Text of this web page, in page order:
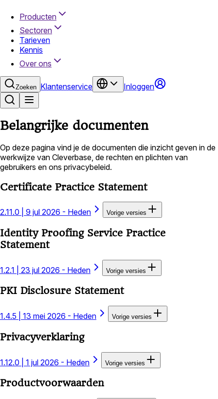
Producten
Sectoren
Tarieven
Kennis
Over ons
Zoeken Klantenservice Inloggen
Belangrijke documenten
Op deze pagina vind je de documenten die inzicht geven in de
werkwijze van Cleverbase, de rechten en plichten van
gebruikers en ons privacybeleid.
Certificate Practice Statement
2.11.0 9 jul 2026 - Heden Vorige versies
Identity Proofing Service Practice
Statement
1.2.1 23 jul 2026 - Heden Vorige versies
PKI Disclosure Statement
1.4.5 13 mei 2026 - Heden Vorige versies
Privacyverklaring
1.12.0 1 jul 2026 - Heden Vorige versies
Productvoorwaarden